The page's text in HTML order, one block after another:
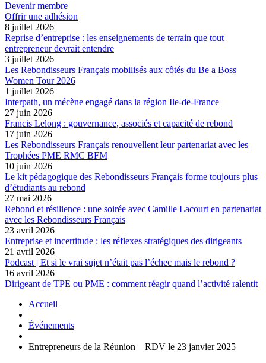
Devenir membre
Offrir une adhésion
8 juillet 2026
Reprise d’entreprise : les enseignements de terrain que tout
entrepreneur devrait entendre
3 juillet 2026
Les Rebondisseurs Français mobilisés aux côtés du Be a Boss
Women Tour 2026
1 juillet 2026
Interpath, un mécène engagé dans la région Ile-de-France
27 juin 2026
Francis Lelong : gouvernance, associés et capacité de rebond
17 juin 2026
Les Rebondisseurs Français renouvellent leur partenariat avec les
Trophées PME RMC BFM
10 juin 2026
Le kit pédagogique des Rebondisseurs Français forme toujours plus
d’étudiants au rebond
27 mai 2026
Rebond et résilience : une soirée avec Camille Lacourt en partenariat
avec les Rebondisseurs Français
23 avril 2026
Entreprise et incertitude : les réflexes stratégiques des dirigeants
21 avril 2026
Podcast | Et si le vrai sujet n’était pas l’échec mais le rebond ?
16 avril 2026
Dirigeant de TPE ou PME : comment réagir quand l’activité ralentit
Accueil
Événements
Entrepreneurs de la Réunion – RDV le 23 janvier 2025